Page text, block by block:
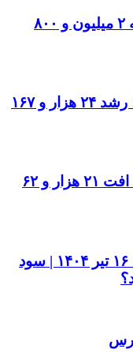
بورس سبز ماند؛ شاخص کل به ۲ میلیون و ۸۰۰
ثبت یک هفته سبز برای بورس؛ رشد ۲۴ هزار و ۱۶۷
بورس هفته را منفی تمام کرد؛ افت ۲۱ هزار و ۶۲
اعلام ارزش روز سهام عدالت، ۱۶ تیر ۱۴۰۴ | سود